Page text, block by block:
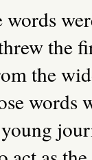
the
the
words